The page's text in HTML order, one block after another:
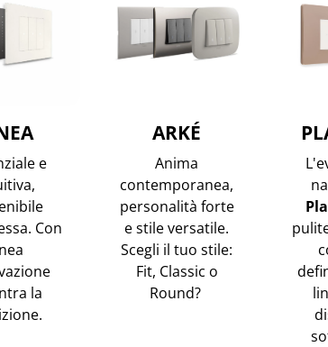
e
Con
la
ARKÉ
Anima
contemporanea,
personalità forte
e stile versatile.
Scegli il tuo stile:
Fit, Classic o
Round?